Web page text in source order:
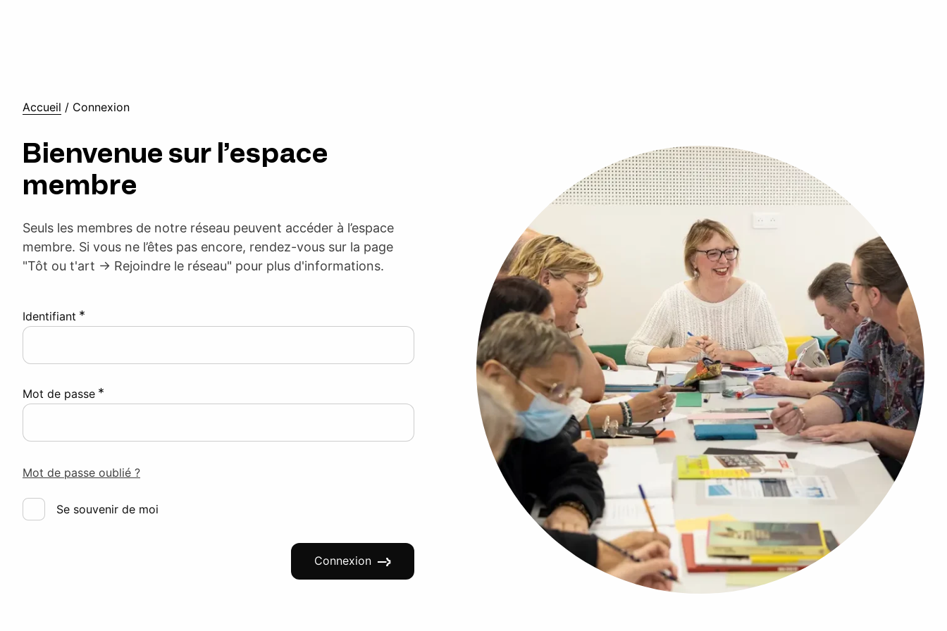
Accueil / Connexion
Bienvenue sur l’espace
membre
Seuls les membres de notre réseau peuvent accéder à l’espace
membre. Si vous ne l’êtes pas encore, rendez-vous sur la page
"Tôt ou t'art -> Rejoindre le réseau" pour plus d'informations.
Identifiant *
Mot de passe *
Mot de passe oublié ?
Se souvenir de moi
Connexion